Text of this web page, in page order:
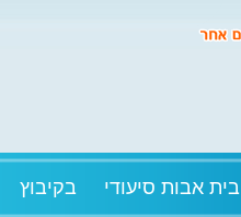
בית אבות סיעודי בקיבוץ